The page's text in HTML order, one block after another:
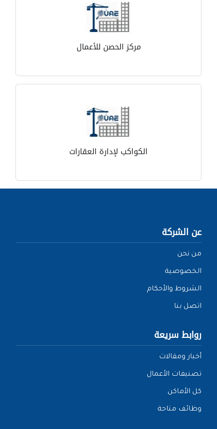
مركز الحصن للأعمال
الكواكب لإدارة العقارات
عن الشركة
من نحن
الخصوصية
الشروط والأحكام
اتصل بنا
روابط سريعة
أخبار ومقالات
تصنيفات الأعمال
كل الأماكن
وظائف متاحة